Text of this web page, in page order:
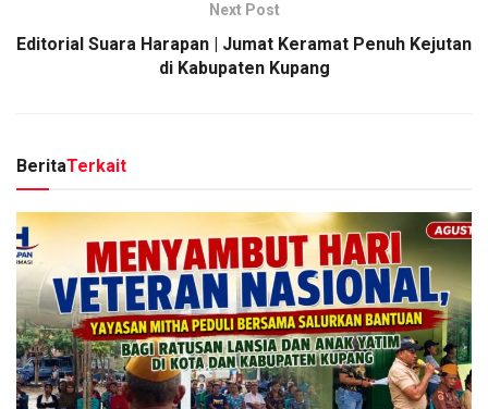
Next Post
Editorial Suara Harapan | Jumat Keramat Penuh Kejutan
di Kabupaten Kupang
BeritaTerkait